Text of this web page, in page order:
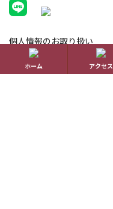
個人情報のお取り扱い
ホームホーム アクセス